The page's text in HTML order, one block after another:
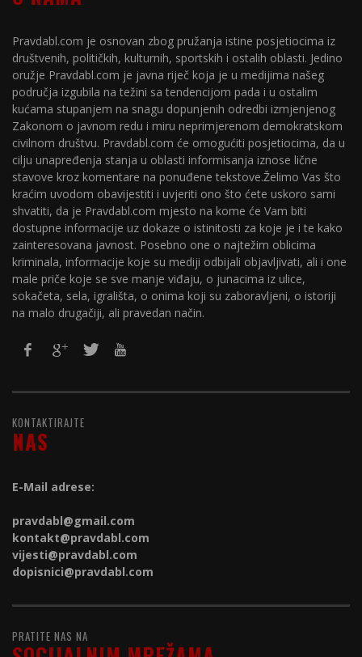
Pravdabl.com je osnovan zbog pružanja istine posjetiocima iz
društvenih, političkih, kulturnih, sportskih i ostalih oblasti. Jedino
oružje Pravdabl.com je javna riječ koja je u medijima našeg
područja izgubila na težini sa tendencijom pada i u ostalim
kućama stupanjem na snagu dopunjenih odredbi izmjenjenog
Zakonom o javnom redu i miru neprimjerenom demokratskom
civilnom društvu. Pravdabl.com će omogućiti posjetiocima, da u
cilju unapređenja stanja u oblasti informisanja iznose lične
stavove kroz komentare na ponuđene tekstove.Želimo Vas što
kraćim uvodom obavijestiti i uvjeriti ono što ćete uskoro sami
shvatiti, da je Pravdabl.com mjesto na kome će Vam biti
dostupne informacije uz dokaze o istinitosti za koje je i te kako
zainteresovana javnost. Posebno one o najtežim oblicima
kriminala, informacije koje su mediji odbijali objavljivati, ali i one
male priče koje se sve manje viđaju, o junacima iz ulice,
sokačeta, sela, igrališta, o onima koji su zaboravljeni, o istoriji
na malo drugačiji, ali pravedan način.
KONTAKTIRAJTE
NAS
E-Mail adrese:
pravdabl@gmail.com
kontakt@pravdabl.com
vijesti@pravdabl.com
dopisnici@pravdabl.com
PRATITE NAS NA